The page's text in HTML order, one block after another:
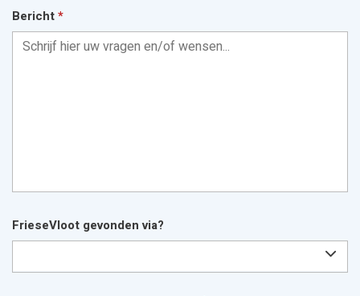
Bericht*
FrieseVloot gevonden via?